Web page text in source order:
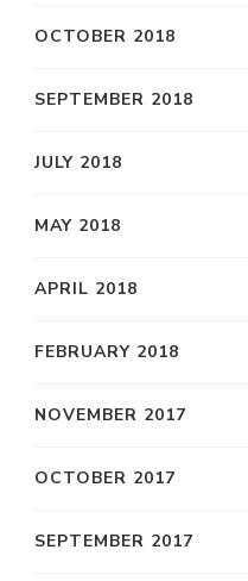
OCTOBER 2018
SEPTEMBER 2018
JULY 2018
MAY 2018
APRIL 2018
FEBRUARY 2018
NOVEMBER 2017
OCTOBER 2017
SEPTEMBER 2017